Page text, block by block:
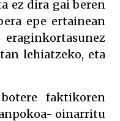
ez dira gai beren
epe ertainean
lehiatzeko, eta
faktikoren
oinarritu